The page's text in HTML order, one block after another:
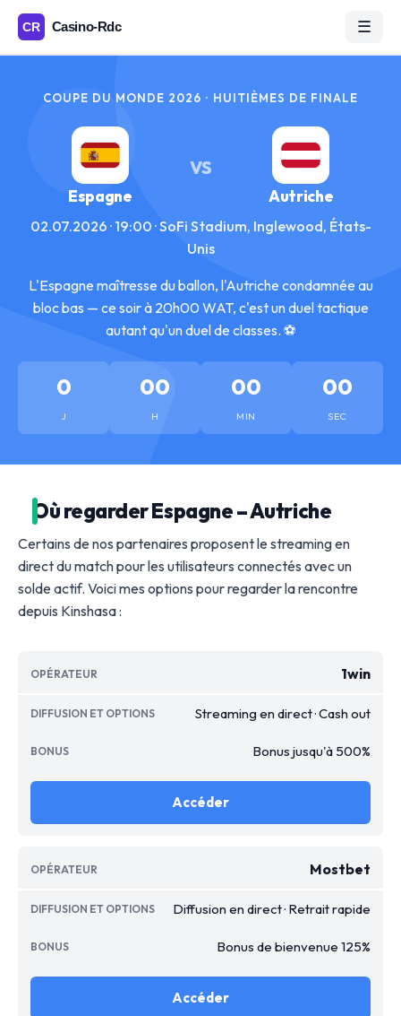
☰
COUPE DU MONDE 2026 · HUITIÈMES DE FINALE
Espagne
VS
Autriche
02.07.2026 · 19:00 · SoFi Stadium, Inglewood, États-
Unis
L'Espagne maîtresse du ballon, l'Autriche condamnée au
bloc bas — ce soir à 20h00 WAT, c'est un duel tactique
autant qu'un duel de classes. ⚽
0
J
00
H
00
MIN
00
SEC
Où regarder Espagne – Autriche
Certains de nos partenaires proposent le streaming en
direct du match pour les utilisateurs connectés avec un
solde actif. Voici mes options pour regarder la rencontre
depuis Kinshasa :
1win
Streaming en direct · Cash out
Bonus jusqu'à 500%
Accéder
Mostbet
Diffusion en direct · Retrait rapide
Bonus de bienvenue 125%
Accéder